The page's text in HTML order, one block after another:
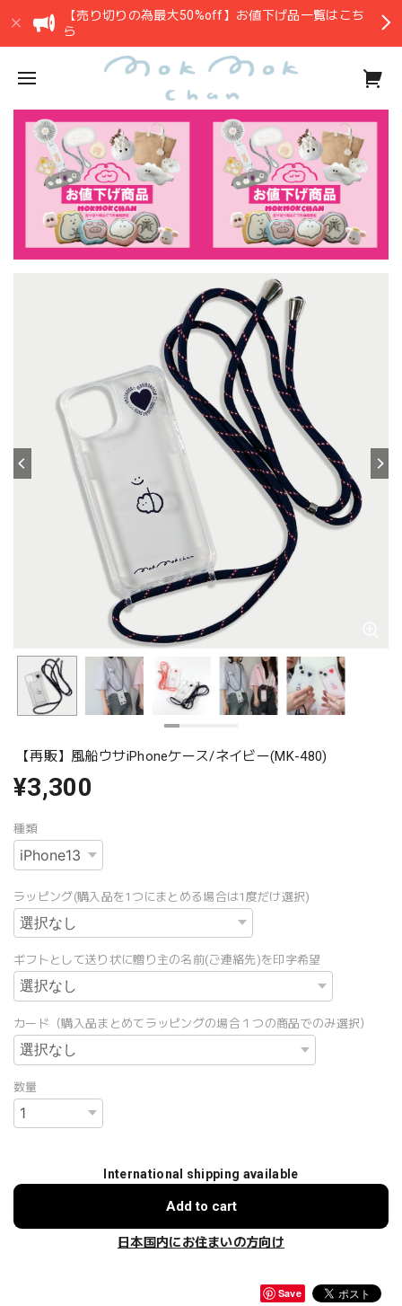
【売り切りの為最大50%off】お値下げ品一覧はこち
ら
【再販】風船ウサiPhoneケース/ネイビー(MK-480)
¥3,300
種類
ラッピング(購入品を1つにまとめる場合は1度だけ選択)
ギフトとして送り状に贈り主の名前(ご連絡先)を印字希望
カード（購入品まとめてラッピングの場合１つの商品でのみ選択）
数量
International shipping available
Add to cart
日本国内にお住まいの方向け
Save